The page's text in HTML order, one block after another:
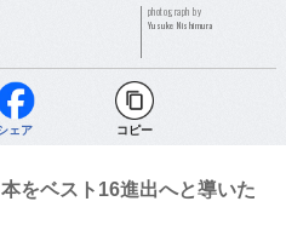
photograph by
Yusuke Nishimura
ェア コピー
をベスト16進出へと導いた